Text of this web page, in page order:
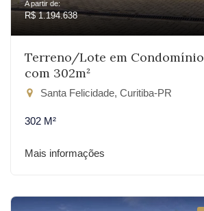
A partir de:
R$ 1.194.638
Terreno/Lote em Condomínio
com 302m²
Santa Felicidade, Curitiba-PR
302 M²
Mais informações